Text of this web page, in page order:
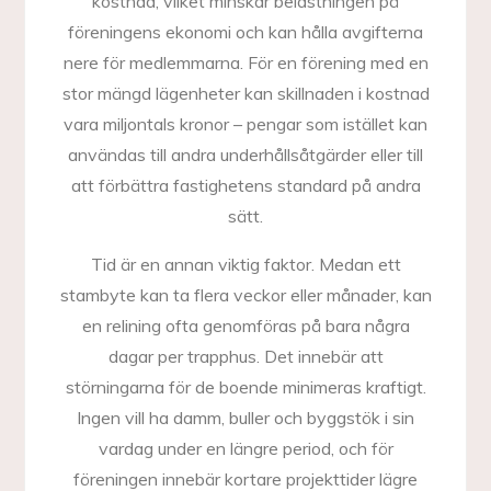
föreningens ekonomi och kan hålla avgifterna
nere för medlemmarna. För en förening med en
stor mängd lägenheter kan skillnaden i kostnad
vara miljontals kronor – pengar som istället kan
användas till andra underhållsåtgärder eller till
att förbättra fastighetens standard på andra
sätt.
Tid är en annan viktig faktor. Medan ett
stambyte kan ta flera veckor eller månader, kan
en relining ofta genomföras på bara några
dagar per trapphus. Det innebär att
störningarna för de boende minimeras kraftigt.
Ingen vill ha damm, buller och byggstök i sin
vardag under en längre period, och för
föreningen innebär kortare projekttider lägre